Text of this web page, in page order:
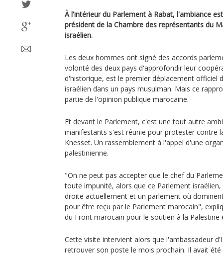
À l'intérieur du Parlement à Rabat, l'ambiance
président de la Chambre des représentants du
israélien.
Les deux hommes ont signé des accords
volonté des deux pays d'approfondir leur
d'historique, est le premier déplacement officiel
israélien dans un pays musulman. Mais ce
partie de l'opinion publique marocaine.
Et devant le Parlement, c'est une tout autre
manifestants s'est réunie pour protester contre
Knesset. Un rassemblement à l'appel d'une
palestinienne.
"On ne peut pas accepter que le chef du
toute impunité, alors que ce Parlement
droite actuellement et un parlement où
pour être reçu par le Parlement marocain",
du Front marocain pour le soutien à la
Cette visite intervient alors que l'ambassadeur
retrouver son poste le mois prochain. Il avait été